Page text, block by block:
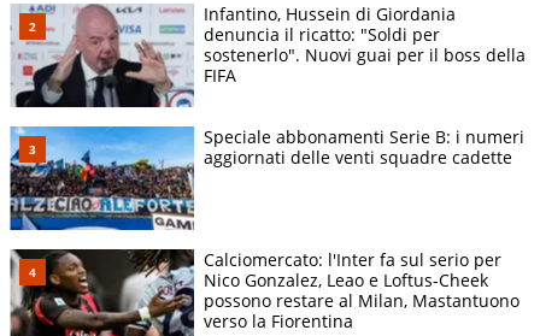
Infantino, Hussein di Giordania
denuncia il ricatto: "Soldi per
sostenerlo". Nuovi guai per il boss della
FIFA
Speciale abbonamenti Serie B: i numeri
aggiornati delle venti squadre cadette
Calciomercato: l'Inter fa sul serio per
Nico Gonzalez, Leao e Loftus-Cheek
possono restare al Milan, Mastantuono
verso la Fiorentina